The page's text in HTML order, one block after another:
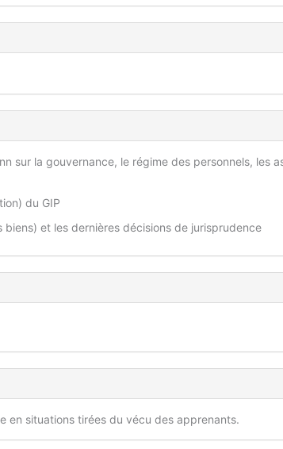
sur la gouvernance, le régime des personnels, les
du GIP
et les dernières décisions de jurisprudence
en situations tirées du vécu des apprenants.